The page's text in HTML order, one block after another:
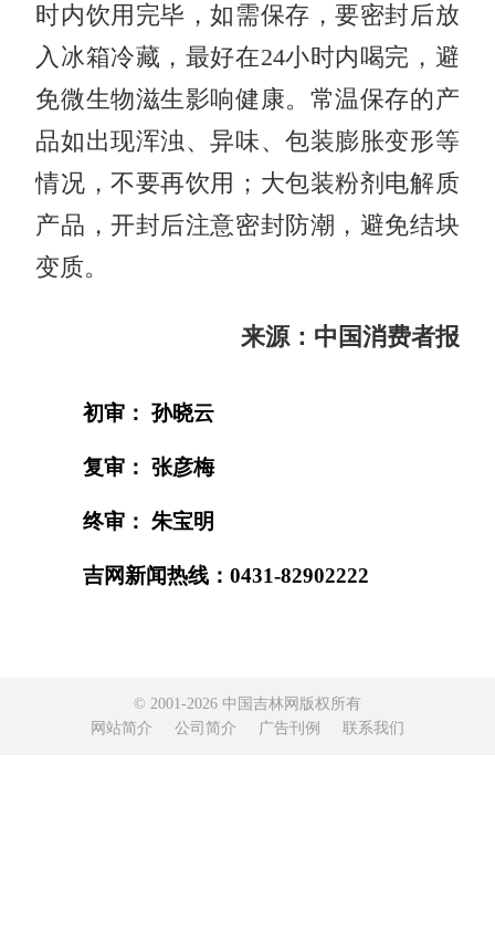
时内饮用完毕，如需保存，要密封后放
入冰箱冷藏，最好在24小时内喝完，避
免微生物滋生影响健康。常温保存的产
品如出现浑浊、异味、包装膨胀变形等
情况，不要再饮用；大包装粉剂电解质
产品，开封后注意密封防潮，避免结块
变质。
来源：中国消费者报
初审： 孙晓云
复审： 张彦梅
终审： 朱宝明
吉网新闻热线：0431-82902222